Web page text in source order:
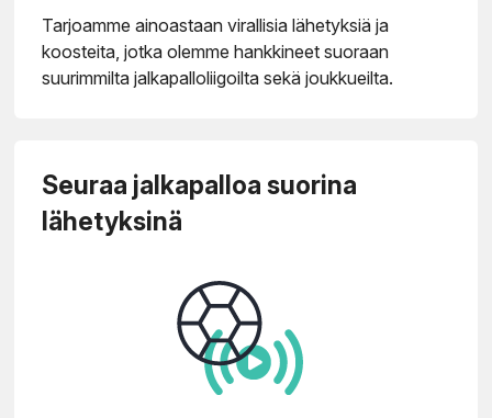
Tarjoamme ainoastaan virallisia lähetyksiä ja
koosteita, jotka olemme hankkineet suoraan
suurimmilta jalkapalloliigoilta sekä joukkueilta.
Seuraa jalkapalloa suorina
lähetyksinä